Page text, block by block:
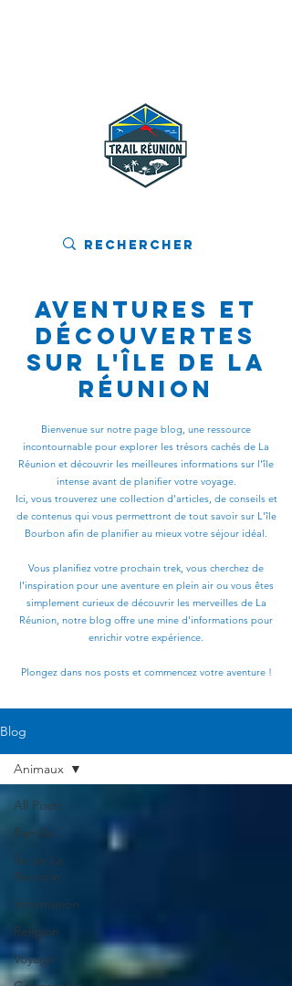
Aventures et
Découvertes
sur l'Île de La
Réunion
Bienvenue sur notre page blog, une ressource
incontournable pour explorer les trésors cachés de La
Réunion et découvrir les meilleures informations sur l'île
intense avant de planifier votre voyage.
Ici, vous trouverez une collection d'articles, de conseils et
de contenus qui vous permettront de tout savoir sur L'île
Bourbon afin de planifier au mieux votre séjour idéal.
Vous planifiez votre prochain trek, vous cherchez de
l'inspiration pour une aventure en plein air ou vous êtes
simplement curieux de découvrir les merveilles de La
Réunion, notre blog offre une mine d'informations pour
enrichir votre expérience.
Plongez dans nos posts et commencez votre aventure !
Blog
All Posts
Famille
Île de La
Réunion
Information
Religion
Voyage
Animaux